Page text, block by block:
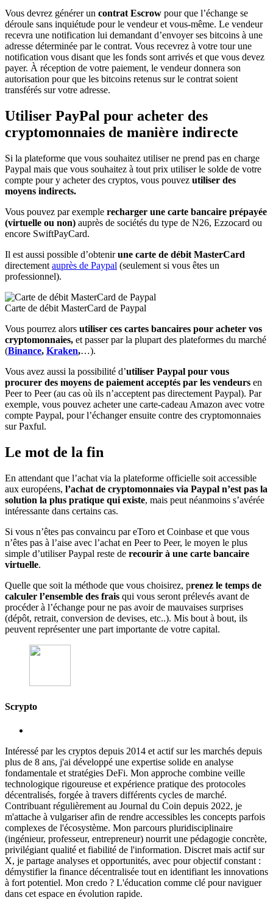
Vous devrez générer un contrat Escrow pour que l’échange se
déroule sans inquiétude pour le vendeur et vous-même. Le vendeur
recevra une notification lui demandant d’envoyer ses bitcoins à une
adresse déterminée par le contrat. Vous recevrez à votre tour une
notification vous disant que les fonds sont arrivés et que vous devez
payer. À réception de votre paiement, le vendeur donnera son
autorisation pour que les bitcoins retenus sur le contrat soient
transférés sur votre adresse.
Utiliser PayPal pour acheter des
cryptomonnaies de manière indirecte
Si la plateforme que vous souhaitez utiliser ne prend pas en charge
Paypal mais que vous souhaitez à tout prix utiliser le solde de votre
compte pour y acheter des cryptos, vous pouvez utiliser des
moyens indirects.
Vous pouvez par exemple recharger une carte bancaire prépayée
(virtuelle ou non) auprès de sociétés du type de N26, Ezzocard ou
encore SwiftPayCard.
Il est aussi possible d’obtenirune carte de débit MasterCard
directement auprès de Paypal (seulement si vous êtes un
professionnel).
Carte de débit MasterCard de Paypal
Vous pourrez alors utiliser ces cartes bancaires pour acheter vos
cryptomonnaies, et passer par la plupart des plateformes du marché
(Binance, Kraken,…).
Vous avez aussi la possibilité d’utiliser Paypal pour vous
procurer des moyens de paiement acceptés par les vendeurs en
Peer to Peer (au cas où ils n’acceptent pas directement Paypal). Par
exemple, vous pouvez acheter une carte-cadeau Amazon avec votre
compte Paypal, pour l’échanger ensuite contre des cryptomonnaies
sur Paxful.
Le mot de la fin
En attendant que l’achat via la plateforme officielle soit accessible
aux européens, l’achat de cryptomonnaies via Paypal n’est pas la
solution la plus pratique qui existe, mais peut néanmoins s’avérée
intéressante dans certains cas.
Si vous n’êtes pas convaincu par eToro et Coinbase et que vous
n’êtes pas à l’aise avec l’achat en Peer to Peer, le moyen le plus
simple d’utiliser Paypal reste de recourir à une carte bancaire
virtuelle.
Quelle que soit la méthode que vous choisirez, prenez le temps de
calculer l’ensemble des frais qui vous seront prélevés avant de
procéder à l’échange pour ne pas avoir de mauvaises surprises
(dépôt, retrait, conversion de devises, etc..). Mis bout à bout, ils
peuvent représenter une part importante de votre capital.
Scrypto
Intéressé par les cryptos depuis 2014 et actif sur les marchés depuis
plus de 8 ans, j'ai développé une expertise solide en analyse
fondamentale et stratégies DeFi. Mon approche combine veille
technologique rigoureuse et expérience pratique des protocoles
décentralisés, forgée à travers différents cycles de marché.
Contribuant régulièrement au Journal du Coin depuis 2022, je
m'attache à vulgariser afin de rendre accessibles les concepts parfois
complexes de l'écosystème. Mon parcours pluridisciplinaire
(ingénieur, professeur, entrepreneur) nourrit une pédagogie concrète,
privilégiant qualité et fiabilité de l'information. Discret mais actif sur
X, je partage analyses et opportunités, avec pour objectif constant :
démystifier la finance décentralisée tout en identifiant les innovations
à fort potentiel. Mon credo ? L'éducation comme clé pour naviguer
dans cet espace en évolution rapide.